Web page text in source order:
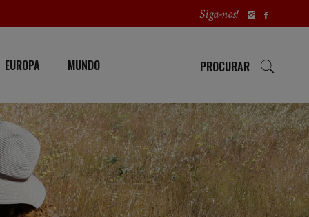
Siga-nos!
EUROPA MUNDO PROCURAR